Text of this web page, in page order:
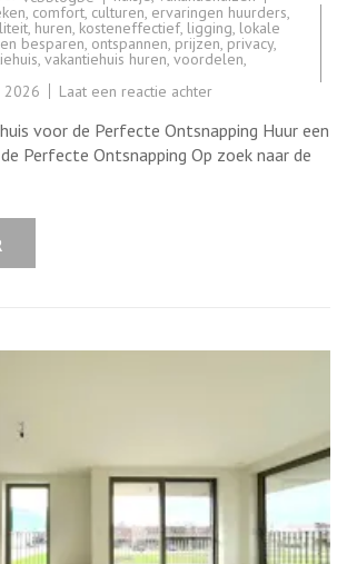
, comfort, culturen, ervaringen huurders,
, huren, kosteneffectief, ligging, lokale
besparen, ontspannen, prijzen,privacy,
, vakantiehuis huren, voordelen,
2026 Laat een reactie achterop
Prachtig
Vakantiehuis
voor
voor de Perfecte Ontsnapping Huur een
Perfecte Ontsnapping Op zoek naar de